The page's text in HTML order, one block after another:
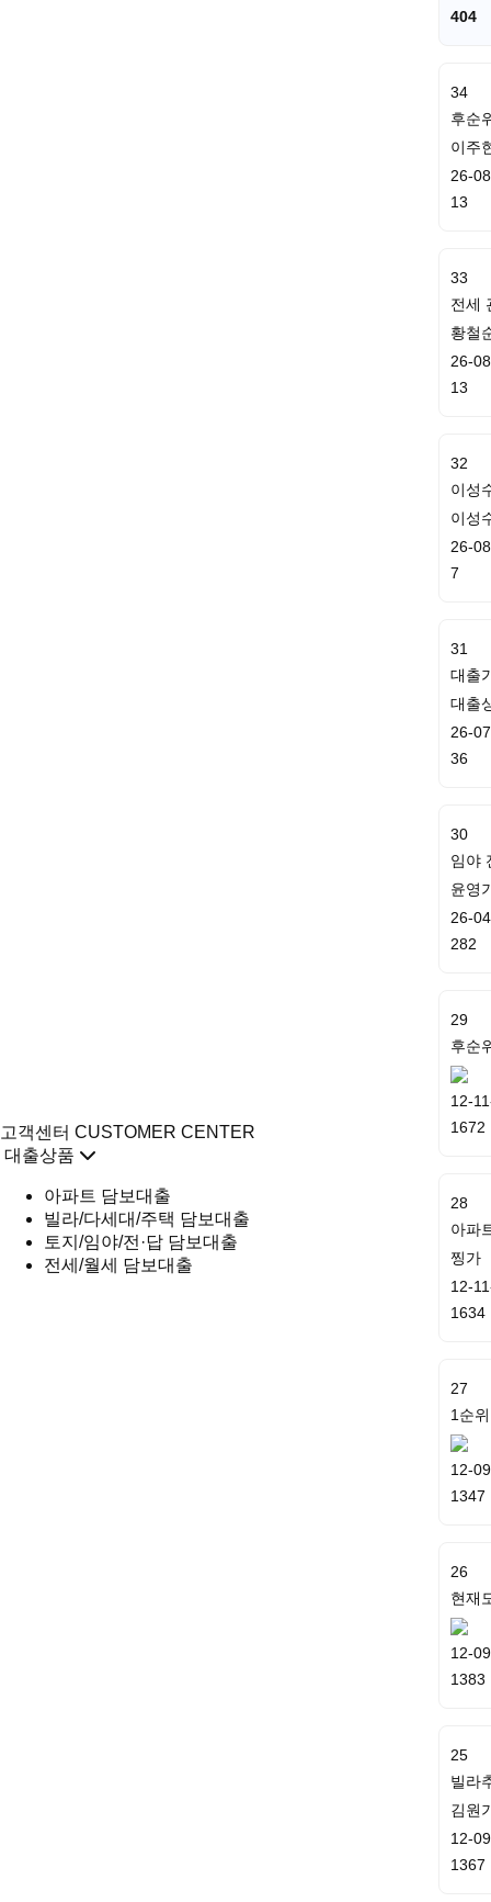
고객센터 CUSTOMER CENTER
대출상품
아파트 담보대출
빌라/다세대/주택 담보대출
토지/임야/전·답 담보대출
전세/월세 담보대출
404
34
후순
이주
26-
13
33
전세
황철
26-
13
32
이성
이성
26-
7
31
대출
대출
26-
36
30
임야
윤영
26-
282
29
후순
12-
1672
28
아파
찡가
12-
1634
27
1순
12-
1347
26
현재
12-
1383
25
빌라
김원
12-
1367